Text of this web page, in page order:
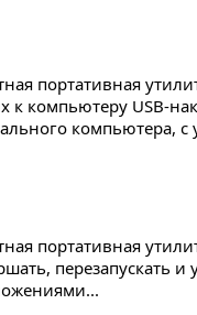
портативная
к компьютеру USB-
компьютера, с
портативная
перезапускать